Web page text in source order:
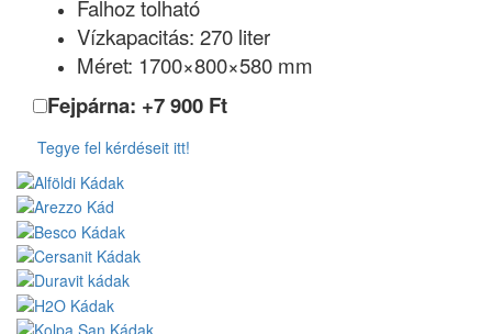
Falhoz tolható
Vízkapacitás: 270 liter
Méret: 1700×800×580 mm
Fejpárna: +7 900 Ft
Tegye fel kérdéseit itt!